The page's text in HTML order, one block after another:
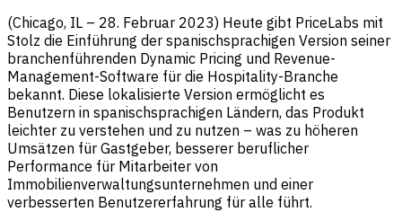
(Chicago, IL – 28. Februar 2023) Heute gibt PriceLabs mit
Stolz die Einführung der spanischsprachigen Version seiner
branchenführenden Dynamic Pricing und Revenue-
Management-Software für die Hospitality-Branche
bekannt. Diese lokalisierte Version ermöglicht es
Benutzern in spanischsprachigen Ländern, das Produkt
leichter zu verstehen und zu nutzen – was zu höheren
Umsätzen für Gastgeber, besserer beruflicher
Performance für Mitarbeiter von
Immobilienverwaltungsunternehmen und einer
verbesserten Benutzererfahrung für alle führt.